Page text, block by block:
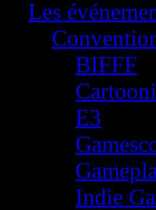
Les
BIFFF
E3
Indie